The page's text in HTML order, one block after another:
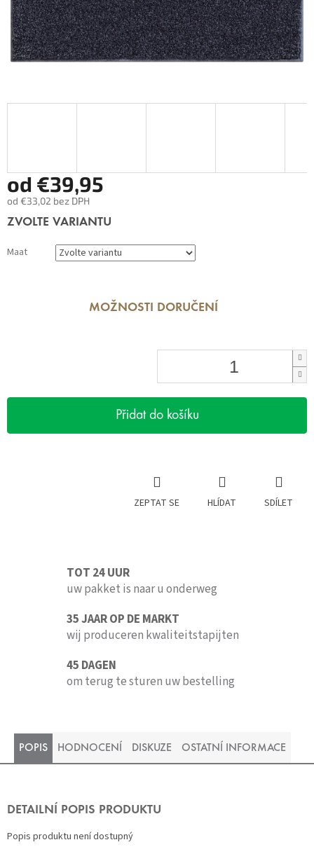
od €39,95
od €33,02 bez DPH
Měrná
ZVOLTE VARIANTU
Maat
MOŽNOSTI DORUČENÍ
Přidat do košíku
ZEPTAT SE HLÍDAT SDÍLET
TOT 24 UUR
uw pakket is naar u onderweg
35 JAAR OP DE MARKT
wij produceren kwaliteitstapijten
45 DAGEN
om terug te sturen uw bestelling
POPIS HODNOCENÍ DISKUZE OSTATNÍ INFORMACE
DETAILNÍ POPIS PRODUKTU
Popis produktu není dostupný